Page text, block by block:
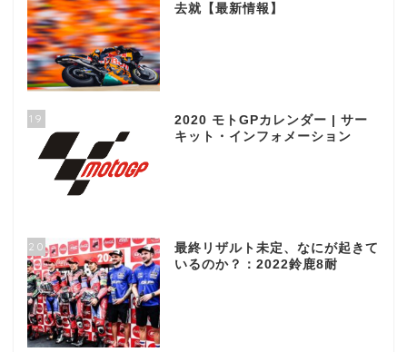
去就【最新情報】
19
2020 モトGPカレンダー | サー
キット・インフォメーション
20
最終リザルト未定、なにが起きて
いるのか？：2022鈴鹿8耐